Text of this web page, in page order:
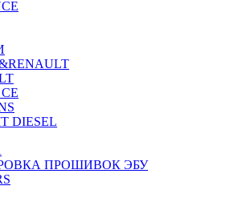
DIESEL
ПРОШИВОК ЭБУ